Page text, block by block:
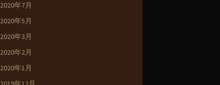
2020年7月
2020年5月
2020年3月
2020年2月
2020年1月